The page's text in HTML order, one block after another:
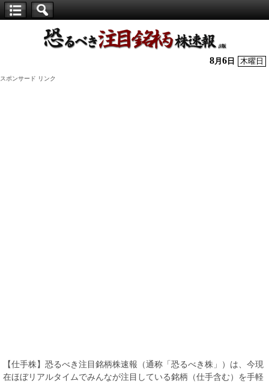
株】
8月 6 日 木曜日
スポンサード リンク
【仕手株】恐るべき注目銘柄株速報（通称「恐るべき株」）は、今現
在ほぼリアルタイムでみんなが注目している銘柄（仕手含む）を手軽